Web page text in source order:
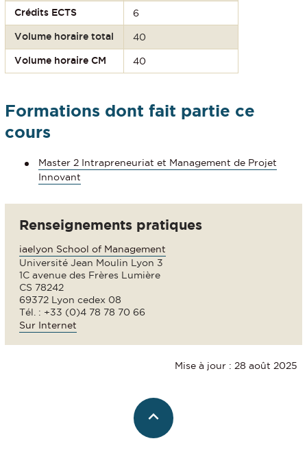
Crédits ECTS 6
Volume horaire total 40
Volume horaire CM 40
Formations dont fait partie ce
cours
Master 2 Intrapreneuriat et Management de Projet
Innovant
Renseignements pratiques
iaelyon School of Management
Université Jean Moulin Lyon 3
1C avenue des Frères Lumière
CS 78242
69372 Lyon cedex 08
Tél. : +33 (0)4 78 78 70 66
Sur Internet
Mise à jour : 28 août 2025